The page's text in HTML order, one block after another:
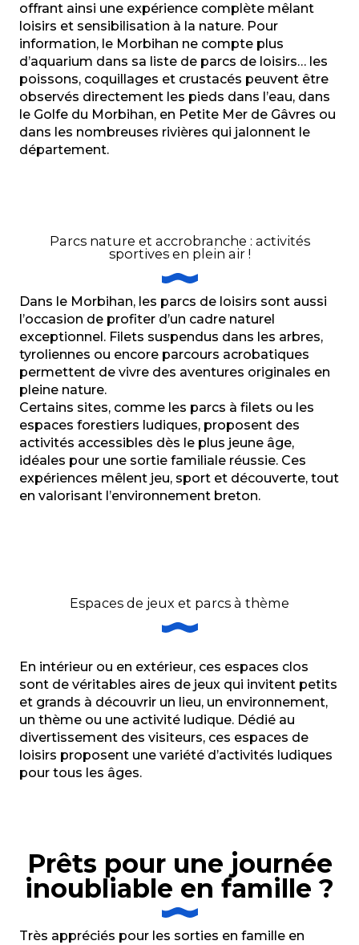
offrant ainsi une expérience complète mêlant
loisirs et sensibilisation à la nature. Pour
information, le Morbihan ne compte plus
d’aquarium dans sa liste de parcs de loisirs… les
poissons, coquillages et crustacés peuvent être
observés directement les pieds dans l’eau, dans
le Golfe du Morbihan, en Petite Mer de Gâvres ou
dans les nombreuses rivières qui jalonnent le
département.
Parcs nature et accrobranche : activités
sportives en plein air !
Dans le Morbihan, les parcs de loisirs sont aussi
l’occasion de profiter d’un cadre naturel
exceptionnel. Filets suspendus dans les arbres,
tyroliennes ou encore parcours acrobatiques
permettent de vivre des aventures originales en
pleine nature.
Certains sites, comme les parcs à filets ou les
espaces forestiers ludiques, proposent des
activités accessibles dès le plus jeune âge,
idéales pour une sortie familiale réussie. Ces
expériences mêlent jeu, sport et découverte, tout
en valorisant l’environnement breton.
Espaces de jeux et parcs à thème
En intérieur ou en extérieur, ces espaces clos
sont de véritables aires de jeux qui invitent petits
et grands à découvrir un lieu, un environnement,
un thème ou une activité ludique. Dédié au
divertissement des visiteurs, ces espaces de
loisirs proposent une variété d’activités ludiques
pour tous les âges.
Prêts pour une journée
inoubliable en famille ?
Très appréciés pour les sorties en famille en